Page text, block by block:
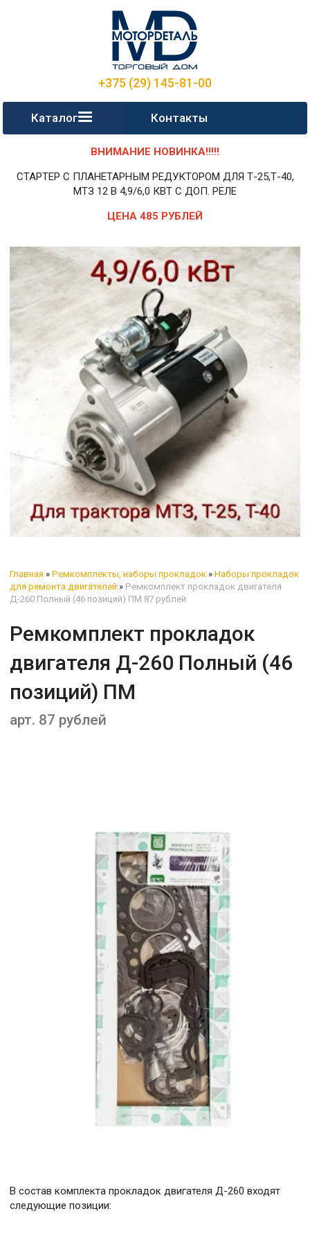
+375 (29) 145-81-00
Каталог Контакты
ВНИМАНИЕ НОВИНКА!!!!!
СТАРТЕР С ПЛАНЕТАРНЫМ РЕДУКТОРОМ ДЛЯ Т-25,Т-40,
МТЗ 12 В 4,9/6,0 КВТ С ДОП. РЕЛЕ
ЦЕНА 485 РУБЛЕЙ
Главная » Ремкомплекты, наборы прокладок » Наборы прокладок
для ремонта двигателей » Ремкомплект прокладок двигателя
Д-260 Полный (46 позиций) ПМ 87 рублей
Ремкомплект прокладок
двигателя Д-260 Полный (46
позиций) ПМ
арт. 87 рублей
В состав комплекта прокладок двигателя Д-260 входят
следующие позиции: